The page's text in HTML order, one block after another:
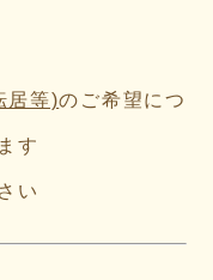
居等)のご希望につ
す
い